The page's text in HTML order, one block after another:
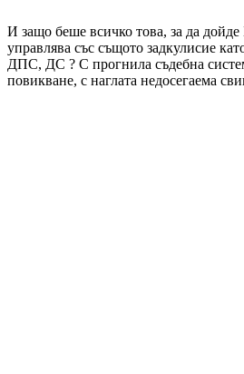
И защо беше всичко това, за да
управлява със същото задкулисие
ДПС, ДС ? С прогнила съдебна
повикване, с наглата недосегаема